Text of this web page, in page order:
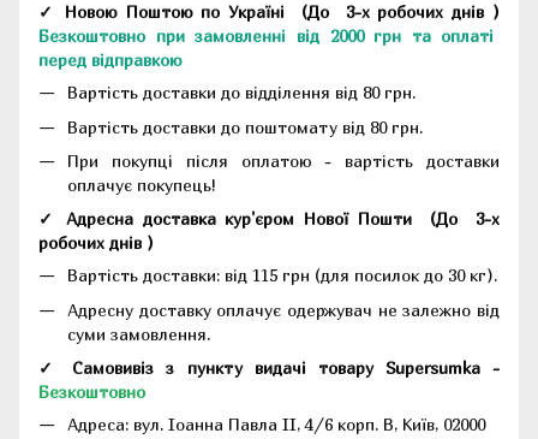
✓ Новою Поштою по Україні (До 3-х робочих днів )
Безкоштовно при замовленні від 2000 грн та оплаті
перед відправкою
Вартість доставки до відділення від 80 грн.
Вартість доставки до поштомату від 80 грн.
При покупці після оплатою - вартість доставки
оплачує покупець!
✓ Адресна доставка кур'єром Нової Пошти (До 3-х
робочих днів )
Вартість доставки: від 115 грн (для посилок до 30 кг).
Адресну доставку оплачує одержувач не залежно від
суми замовлення.
✓ Самовивіз з пункту видачі товару Supersumka -
Безкоштовно
Адреса: вул. Іоанна Павла II, 4/6 корп. В, Київ, 02000